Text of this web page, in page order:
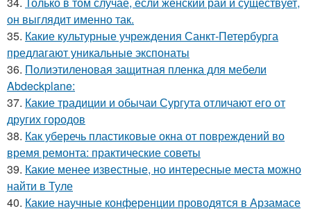
он выглядит именно так.
35. Какие культурные учреждения Санкт-Петербурга
предлагают уникальные экспонаты
36. Полиэтиленовая защитная пленка для мебели
Abdeckplane:
37. Какие традиции и обычаи Сургута отличают его от
других городов
38. Как уберечь пластиковые окна от повреждений во
время ремонта: практические советы
39. Какие менее известные, но интересные места можно
найти в Туле
40. Какие научные конференции проводятся в Арзамасе